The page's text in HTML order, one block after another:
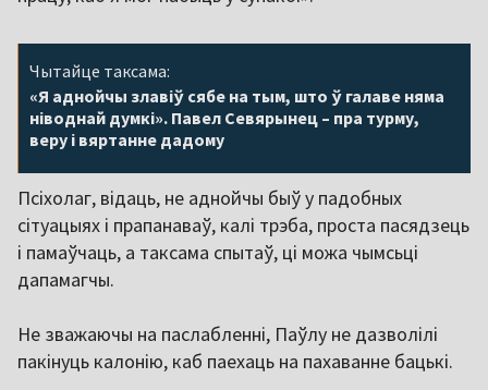
Чытайце таксама:
«Я аднойчы злавіў сябе на тым, што ў галаве няма
ніводнай думкі». Павел Севярынец – пра турму,
веру і вяртанне дадому
Псіхолаг, відаць, не аднойчы быў у падобных
сітуацыях і прапанаваў, калі трэба, проста пасядзець
і памаўчаць, а таксама спытаў, ці можа чымсьці
дапамагчы.
Не зважаючы на паслабленні, Паўлу не дазволілі
пакінуць калонію, каб паехаць на пахаванне бацькі.